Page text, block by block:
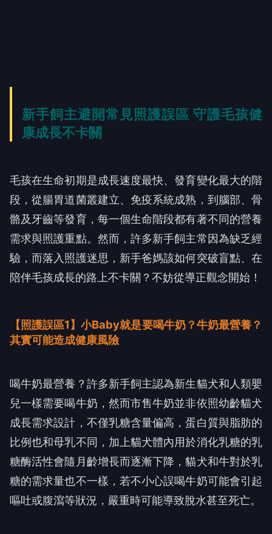
新手飼主避開常見照護誤區 守護毛孩健
康成長不卡關
毛孩在生命初期是成長速度最快、發育變化最大的階
段，從腸胃道菌叢建立、免疫系統成熟，到腦部、骨
骼及牙齒等發育，每一個生命階段都有著不同的營養
需求與照護重點。然而，許多新手飼主常因為缺乏經
驗，而落入照護迷思，新手爸媽該如何突破盲點、在
陪伴毛孩成長的路上不卡關？不妨從導正觀念開始！
【照護誤區1】小Baby就是要喝牛奶？牛奶最營養？
其實可能造成健康風險
喝牛奶最營養？許多新手飼主認為新生貓犬和人類嬰
兒一樣需要喝牛奶，然而市售牛奶並非依照幼齡貓犬
成長需求設計，不僅乳糖含量偏高，蛋白質與脂肪的
比例也和母乳不同，加上貓犬體內用於消化乳糖的乳
糖酶活性會隨月齡增長而逐漸下降，貓犬和牛對於乳
糖的需求量也不一樣，若不小心誤喝牛奶可能會引起
嘔吐或腹瀉等狀況，嚴重時可能導致脫水甚至死亡。